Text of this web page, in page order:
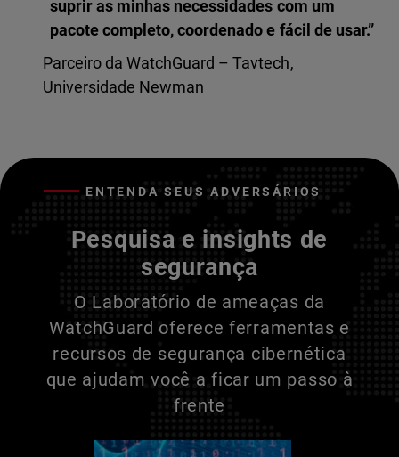
suprir as minhas necessidades com um
pacote completo, coordenado e fácil de usar.”
Parceiro da WatchGuard – Tavtech,
Universidade Newman
ENTENDA SEUS ADVERSÁRIOS
Pesquisa e insights de
segurança
O Laboratório de ameaças da
WatchGuard oferece ferramentas e
recursos de segurança cibernética
que ajudam você a ficar um passo à
frente